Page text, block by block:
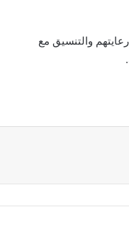
والتنسيق مع